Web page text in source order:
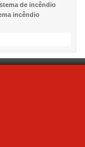
de incêndio
incêndio